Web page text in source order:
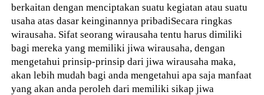
berkaitan dengan menciptakan suatu kegiatan atau suatu
usaha atas dasar keinginannya pribadiSecara ringkas
wirausaha. Sifat seorang wirausaha tentu harus dimiliki
bagi mereka yang memiliki jiwa wirausaha, dengan
mengetahui prinsip-prinsip dari jiwa wirausaha maka,
akan lebih mudah bagi anda mengetahui apa saja manfaat
yang akan anda peroleh dari memiliki sikap jiwa